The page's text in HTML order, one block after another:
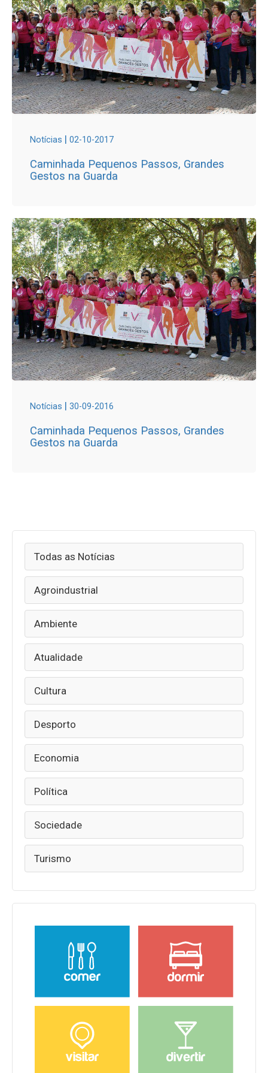
Notícias | 02-10-2017
Caminhada Pequenos Passos, Grandes
Gestos na Guarda
Notícias | 30-09-2016
Caminhada Pequenos Passos, Grandes
Gestos na Guarda
Todas as Notícias
Agroindustrial
Ambiente
Atualidade
Cultura
Desporto
Economia
Política
Sociedade
Turismo